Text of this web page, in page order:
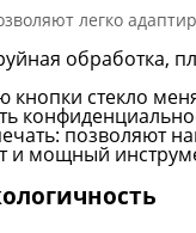
легко
обработка,
кнопки стекло
позволяют
и мощный